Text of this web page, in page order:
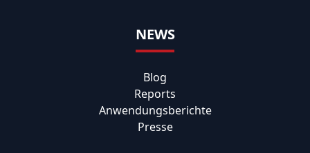
NEWS
Blog
Reports
Anwendungsberichte
Presse